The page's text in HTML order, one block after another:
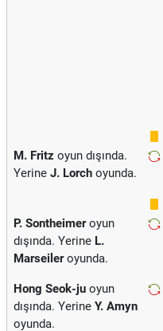
M. Fritz oyun dışında.
Yerine J. Lorch oyunda.
P. Sontheimeroyun
dışında. Yerine L.
Marseileroyunda.
Hong Seok-ju oyun
dışında. Yerine Y. Amyn
oyunda.